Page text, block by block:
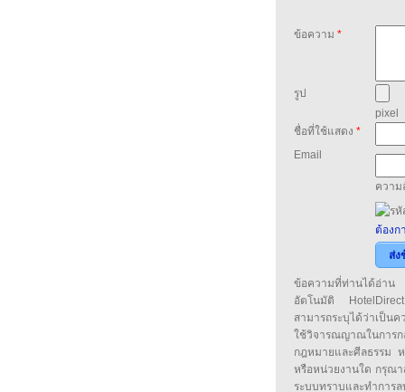
ข้อความ *
รูป
pixel
ชื่อที่ใช้แสดง *
Email
ความ
ต้องก
ส่ง
ข้อความที่ท่านได้อ่าน
อัตโนมัติ
สามารถระบุได้ว่าเป็น
ใช้วิจารณญาณในกา
กฎหมายและศีลธรรม
หรือหน่วยงานใด กรุณา
ระบบทราบและทำกา